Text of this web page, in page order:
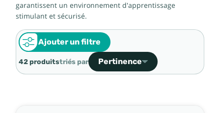
garantissent un environnement d'apprentissage
stimulant et sécurisé.
Ajouter un filtre
42 produitstriés par Pertinence